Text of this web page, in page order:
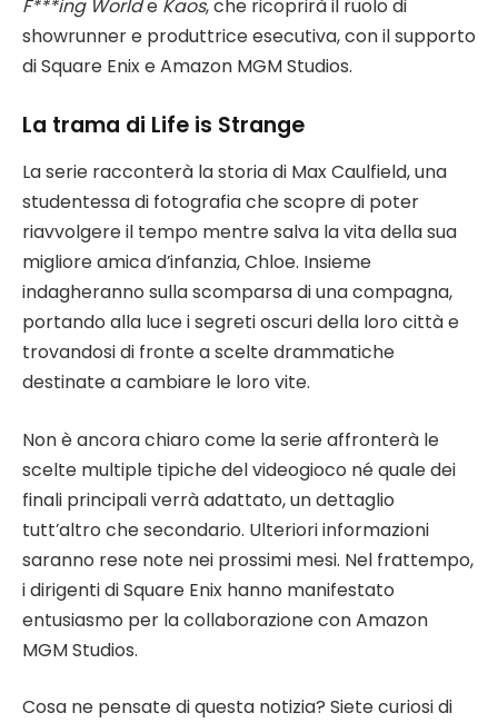
F***ing Worlde Kaos, che ricoprirà il ruolo di
showrunner e produttrice esecutiva, con il supporto
di Square Enix e Amazon MGM Studios.
La trama di Life is Strange
La serie racconterà la storia di Max Caulfield, una
studentessa di fotografia che scopre di poter
riavvolgere il tempo mentre salva la vita della sua
migliore amica d’infanzia, Chloe. Insieme
indagheranno sulla scomparsa di una compagna,
portando alla luce i segreti oscuri della loro città e
trovandosi di fronte a scelte drammatiche
destinate a cambiare le loro vite.
Non è ancora chiaro come la serie affronterà le
scelte multiple tipiche del videogioco né quale dei
finali principali verrà adattato, un dettaglio
tutt’altro che secondario. Ulteriori informazioni
saranno rese note nei prossimi mesi. Nel frattempo,
i dirigenti di Square Enix hanno manifestato
entusiasmo per la collaborazione con Amazon
MGM Studios.
Cosa ne pensate di questa notizia? Siete curiosi di